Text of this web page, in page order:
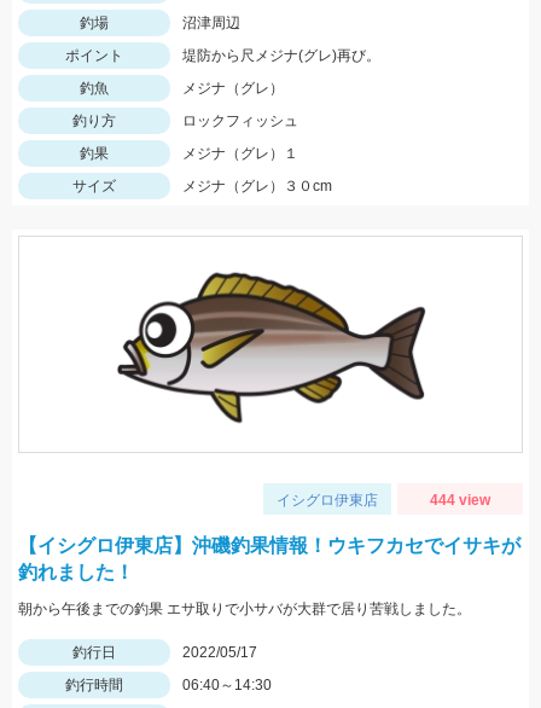
釣場
沼津周辺
ポイント
堤防から尺メジナ(グレ)再び。
釣魚
メジナ（グレ）
釣り方
ロックフィッシュ
釣果
メジナ（グレ）１
サイズ
メジナ（グレ）３０cm
イシグロ伊東店 444 view
【イシグロ伊東店】沖磯釣果情報！ウキフカセでイサキが
釣れました！
朝から午後までの釣果 エサ取りで小サバが大群で居り苦戦しました。
釣行日
2022/05/17
釣行時間
06:40～14:30